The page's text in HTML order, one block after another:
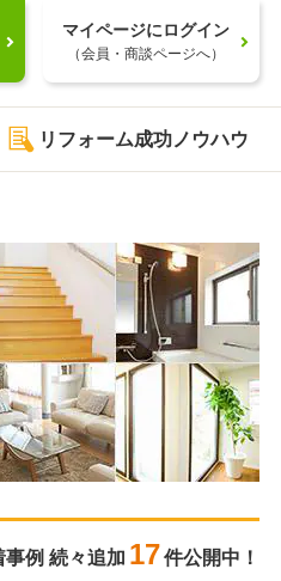
マイページにログイン
（会員・商談ページへ）
リフォーム成功ノウハウ
事例 続々追加 17件公開中！